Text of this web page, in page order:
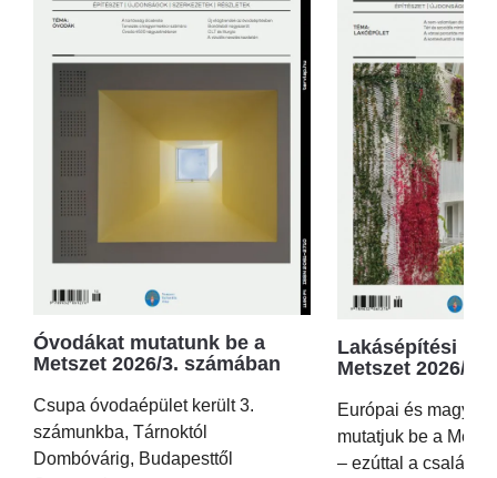
Óvodákat mutatunk be a
Metszet 2026/3. számában
Csupa óvodaépület került 3.
számunkba, Tárnoktól
Dombóvárig, Budapesttől
Lakásépítési
Metszet 2026/2.
Európai és magyar
mutatjuk be a
– ezúttal a családi